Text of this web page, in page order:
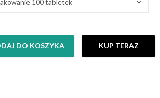
DO KOSZYKA KUP TERAZ